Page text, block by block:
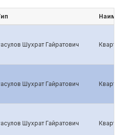
Шухрат Гайратович
Шухрат Гайратович
Шухрат Гайратович